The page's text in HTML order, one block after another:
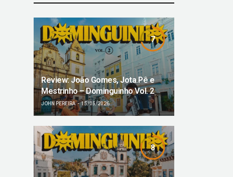
7
Review: João Gomes, Jota.Pê e
Mestrinho – Dominguinho Vol. 2
JOHN PEREIRA 15/05/2026
8